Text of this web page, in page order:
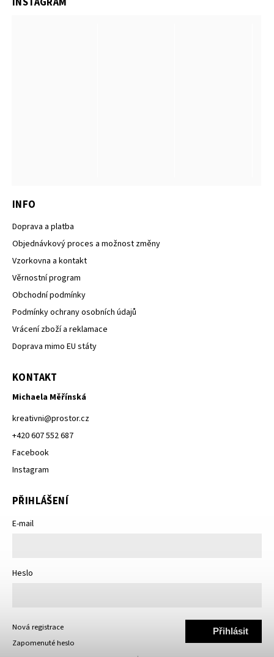
INFO
Doprava a platba
Objednávkový proces a možnost změny
Vzorkovna a kontakt
Věrnostní program
Obchodní podmínky
Podmínky ochrany osobních údajů
Vrácení zboží a reklamace
Doprava mimo EU státy
KONTAKT
Michaela Měřínská
kreativni@prostor.cz
+420 607 552 687
Facebook
Instagram
PŘIHLÁŠENÍ
E-mail
Heslo
Přihlásit
Nová registrace
Zapomenuté heslo